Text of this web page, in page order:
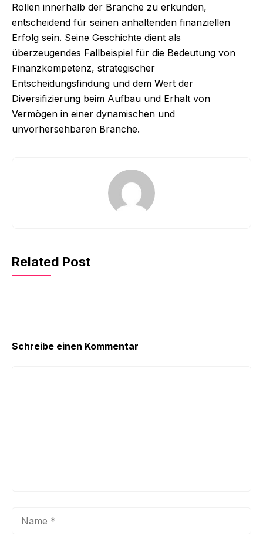
Rollen innerhalb der Branche zu erkunden,
entscheidend für seinen anhaltenden finanziellen
Erfolg sein. Seine Geschichte dient als
überzeugendes Fallbeispiel für die Bedeutung von
Finanzkompetenz, strategischer
Entscheidungsfindung und dem Wert der
Diversifizierung beim Aufbau und Erhalt von
Vermögen in einer dynamischen und
unvorhersehbaren Branche.
Related Post
Schreibe einen Kommentar